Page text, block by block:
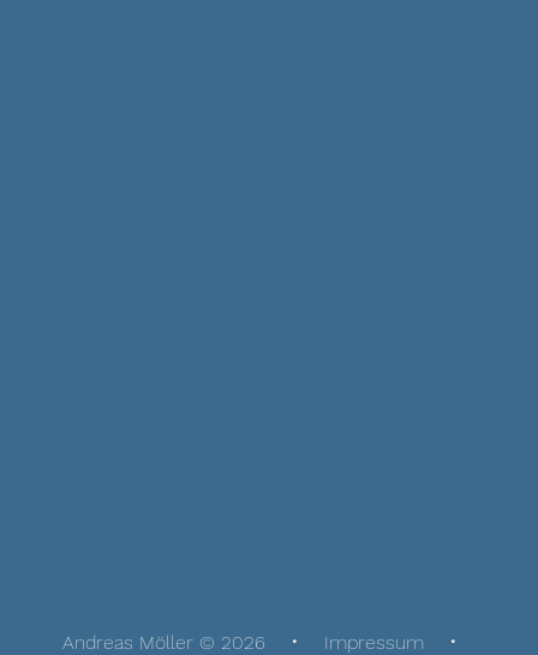
Andreas Möller © 2026 Impressum